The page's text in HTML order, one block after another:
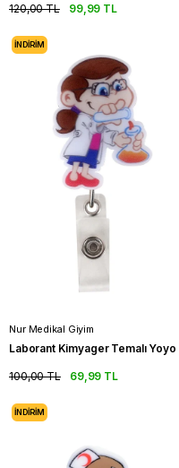
99,99 TL
120,00 TL
Nur Medikal Giyim
69,99 TL
100,00 TL
İNDIRIM
İNDIRIM